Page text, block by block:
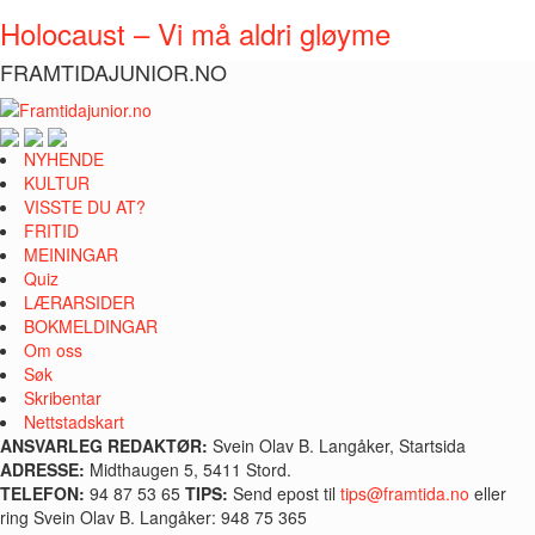
Holocaust – Vi må aldri gløyme
FRAMTIDAJUNIOR.NO
NYHENDE
KULTUR
VISSTE DU AT?
FRITID
MEININGAR
Quiz
LÆRARSIDER
BOKMELDINGAR
Om oss
Søk
Skribentar
Nettstadskart
ANSVARLEG REDAKTØR: Svein Olav B. Langåker, Startsida
ADRESSE: Midthaugen 5, 5411 Stord.
TELEFON: 94 87 53 65 TIPS: Send epost til tips@framtida.no eller
ring Svein Olav B. Langåker: 948 75 365